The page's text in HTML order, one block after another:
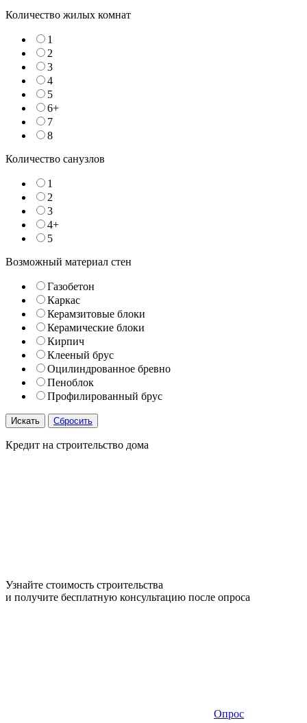
Количество жилых комнат
1
2
3
4
5
6+
7
8
Количество санузлов
1
2
3
4+
5
Возможный материал стен
Газобетон
Каркас
Керамзитовые блоки
Керамические блоки
Кирпич
Клееный брус
Оцилиндрованное бревно
Пеноблок
Профилированный брус
Искать Сбросить
Кредит на строительство дома
Узнайте стоимость строительства
и получите бесплатную консультацию после опроса
Опрос